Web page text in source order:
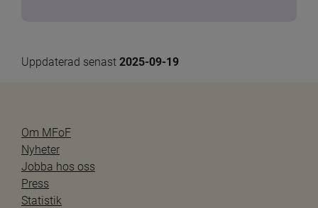
Uppdaterad senast 2025-09-19
Om MFoF
Nyheter
Jobba hos oss
Press
Statistik